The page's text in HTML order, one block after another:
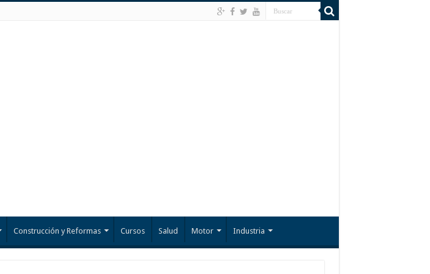
Construcción y Reformas Cursos Salud Motor Industria